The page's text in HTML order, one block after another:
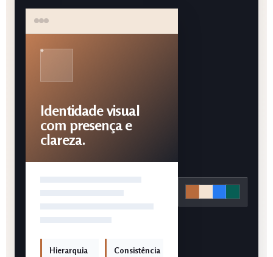
Identidade visual
com presença e
clareza.
Hierarquia Consistência